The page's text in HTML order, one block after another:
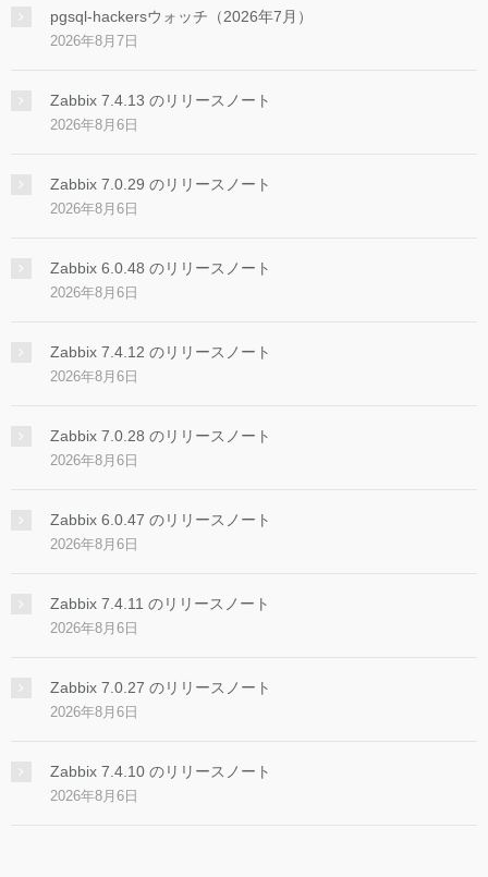
pgsql-hackersウォッチ（2026年7月）
2026年8月7日
Zabbix 7.4.13 のリリースノート
2026年8月6日
Zabbix 7.0.29 のリリースノート
2026年8月6日
Zabbix 6.0.48 のリリースノート
2026年8月6日
Zabbix 7.4.12 のリリースノート
2026年8月6日
Zabbix 7.0.28 のリリースノート
2026年8月6日
Zabbix 6.0.47 のリリースノート
2026年8月6日
Zabbix 7.4.11 のリリースノート
2026年8月6日
Zabbix 7.0.27 のリリースノート
2026年8月6日
Zabbix 7.4.10 のリリースノート
2026年8月6日